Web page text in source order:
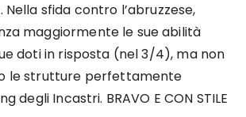
sfida contro l’abruzzese,
maggiormente le sue abilità
doti in risposta (nel 3/4), ma non
le strutture perfettamente
degli Incastri. BRAVO E CON STILE